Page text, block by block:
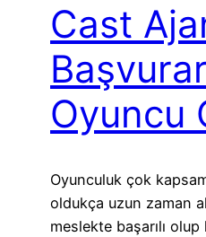
Cast
Oyuncu
Oyunculuk çok
oldukça uzun zaman
meslekte başarılı olup